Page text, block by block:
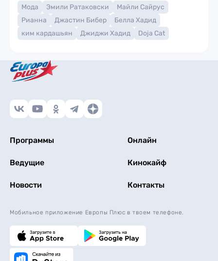
Мода Эмили Ратаковски
Майли Сайрус
Рианна
Джастин Бибер
Белла Хадид
ким кардашьян
Джиджи Хадид Doja Cat
Программы Онлайн
Ведущие Кинокайф
Новости Контакты
Мобильное приложение Европы Плюс в твоем телефоне.